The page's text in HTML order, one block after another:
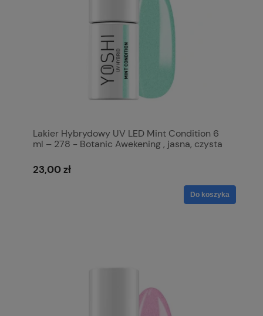
Lakier Hybrydowy UV LED Mint Condition 6
ml – 278 - Botanic Awekening , jasna, czysta
23,00 zł
Do koszyka